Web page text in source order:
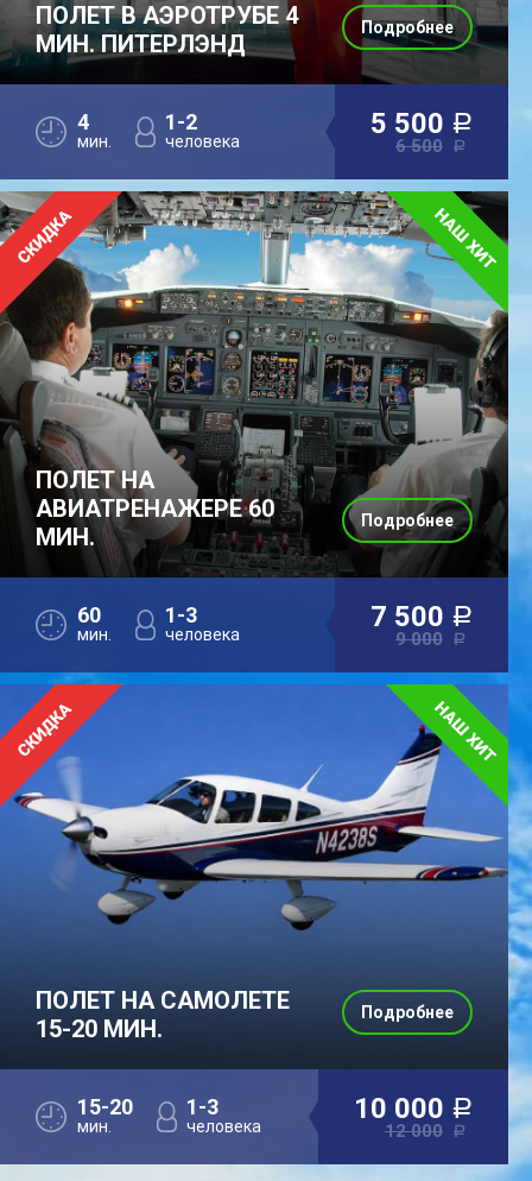
ПОЛЕТ В АЭРОТРУБЕ 4
МИН. ПИТЕРЛЭНД
4
мин.
1-2
человека
5 500 a
6 500 a
Подробнее
ПОЛЕТ НА
АВИАТРЕНАЖЕРЕ 60
МИН.
60
мин.
1-3
человека
7 500 a
9 000 a
Подробнее
ПОЛЕТ НА САМОЛЕТЕ
15-20 МИН.
15-20
мин.
1-3
человека
10 000 a
12 000 a
Подробнее